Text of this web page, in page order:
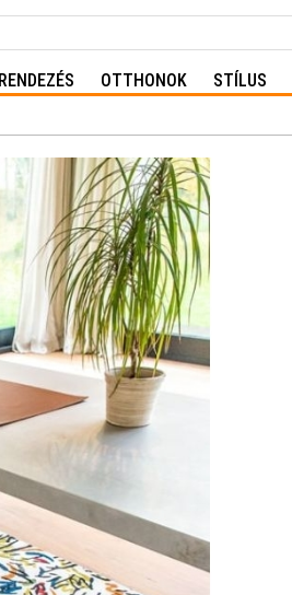
OTTHONOK STÍLUS